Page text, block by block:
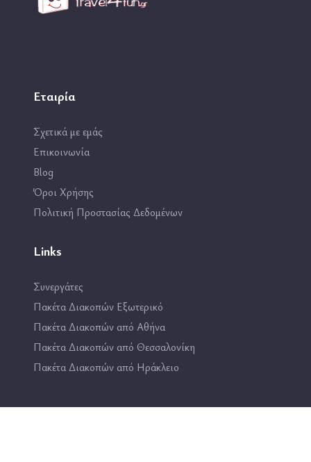
Εταιρία
Σχετικά με εμάς
Επικοινωνία
Blog
Όροι Χρήσης
Πολιτική Προστασίας Δεδομένων
Links
Συνεργάτες
Πακέτα Διακοπών Εξωτερικό
Πακέτα Διακοπών από Αθήνα
Πακέτα Διακοπών από Θεσσαλονίκη
Πακέτα Διακοπών από Ηράκλειο